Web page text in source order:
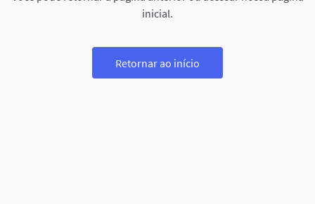
inicial.
Retornar ao início